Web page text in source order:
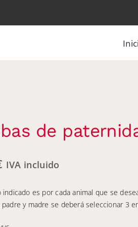
de
IVA incluido
indicado es por cada animal que se
padre y madre se deberá seleccionar 3